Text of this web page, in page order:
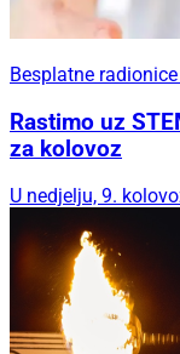
Besplatne
Rastimo uz
za kolovoz
U nedjelju, 9.